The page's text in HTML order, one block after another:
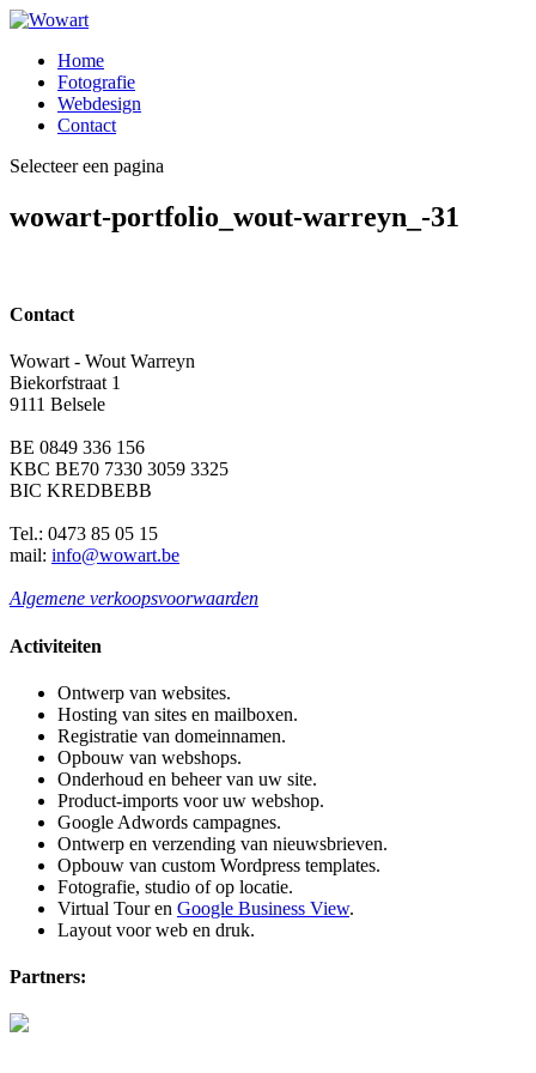
Home
Fotografie
Webdesign
Contact
Selecteer een pagina
wowart-portfolio_wout-warreyn_-31
Contact
Wowart - Wout Warreyn
Biekorfstraat 1
9111 Belsele
BE 0849 336 156
KBC BE70 7330 3059 3325
BIC KREDBEBB
Tel.: 0473 85 05 15
mail: info@wowart.be
Algemene verkoopsvoorwaarden
Activiteiten
Ontwerp van websites.
Hosting van sites en mailboxen.
Registratie van domeinnamen.
Opbouw van webshops.
Onderhoud en beheer van uw site.
Product-imports voor uw webshop.
Google Adwords campagnes.
Ontwerp en verzending van nieuwsbrieven.
Opbouw van custom Wordpress templates.
Fotografie, studio of op locatie.
Virtual Tour en Google Business View.
Layout voor web en druk.
Partners: